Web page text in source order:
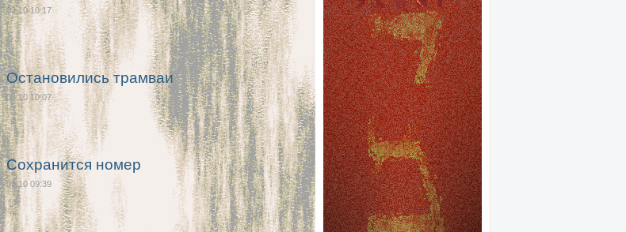
03.10 10:17
Остановились трамваи
03.10 10:07
Сохранится номер
03.10 09:39